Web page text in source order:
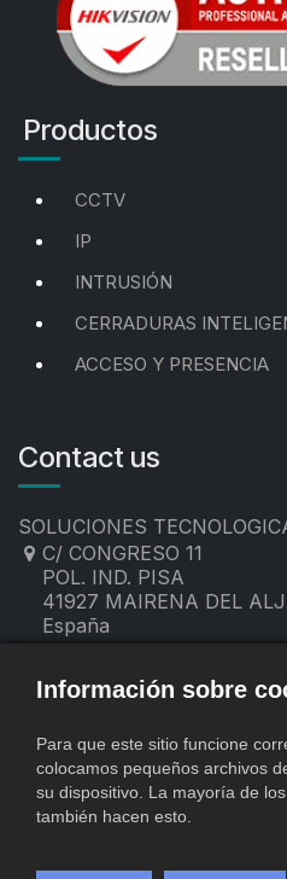
Productos
CCTV
IP
INTRUSIÓN
CERRADURAS
ACCESO Y PRESENCIA
Contact us
SOLUCIONES
C/ CONGRESO 11
POL. IND. PISA
41927 MAIRENA DEL
España
contacto@sevitec.es
Información sobre
Para que este sitio funcione
colocamos pequeños archivos
su dispositivo. La mayoría de
también hacen esto.